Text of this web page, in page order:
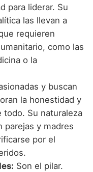
para liderar. Su
las llevan a
requieren
como las
o la
y buscan
la honestidad y
todo. Su naturaleza
parejas y madres
por el
Son el pilar.